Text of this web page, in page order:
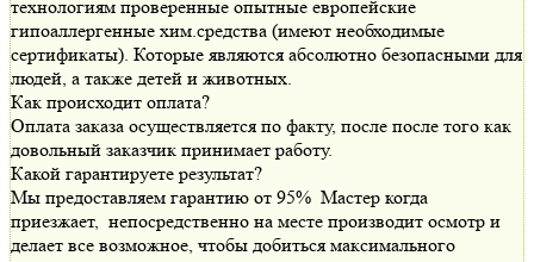
технологиям проверенные опытные европейские
гипоаллергенные хим.средства (имеют необходимые
сертификаты). Которые являются абсолютно безопасными для
людей, а также детей и животных.
Как происходит оплата?
Оплата заказа осуществляется по факту, после после того как
довольный заказчик принимает работу.
Какой гарантируете результат?
Мы предоставляем гарантию от 95% Мастер когда
приезжает, непосредственно на месте производит осмотр и
делает все возможное, чтобы добиться максимального